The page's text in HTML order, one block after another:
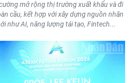
mở rộng thị trường xuất khẩu và đi
cầu, kết hợp với xây dựng nguồn nhân
như AI, năng lượng tái tạo, Fintech...